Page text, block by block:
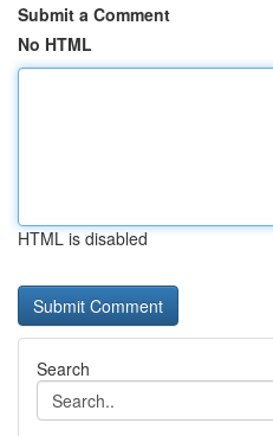
Submit a Comment
No HTML
HTML is disabled
Search